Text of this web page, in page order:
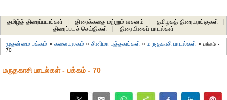
தமிழ்த் திரைப்படங்கள் திரைக்கதை மற்றும் வசனம் தமிழகத் திரையரங்குகள்
திரைப்படச் செய்திகள்
திரையிசைப் பாடல்கள்
முதன்மை பக்கம் »கலையுலகம் » சினிமா புத்தகங்கள் »மருதகாசி பாடல்கள் » பக்கம் -
70
மருதகாசி பாடல்கள் - பக்கம் - 70